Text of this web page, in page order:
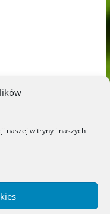
naszej witryny i naszych